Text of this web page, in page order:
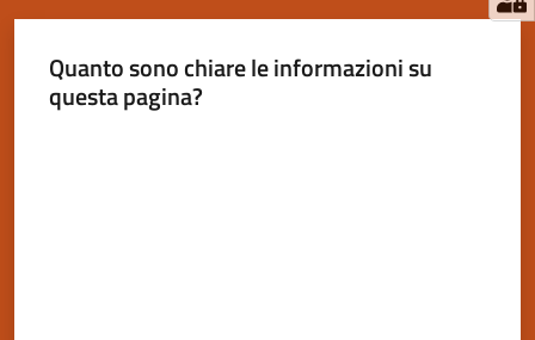
Quanto sono chiare le informazioni su
questa pagina?